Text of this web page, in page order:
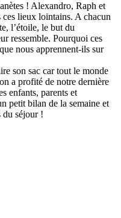
! Alexandro, Raph et
lieux lointains. A chacun
l’étoile, le but du
ressemble. Pourquoi ces
nous apprennent-ils sur
son sac car tout le monde
a profité de notre dernière
enfants, parents et
petit bilan de la semaine et
du séjour !